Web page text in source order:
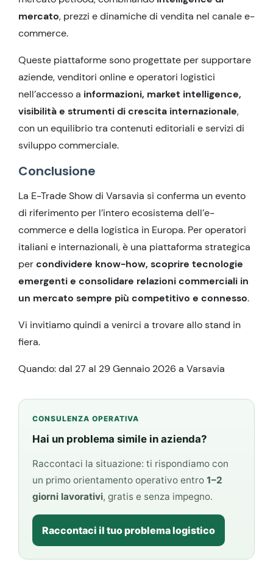
mercato, prezzi e dinamiche di vendita nel canale e-
commerce.
Queste piattaforme sono progettate per supportare
aziende, venditori online e operatori logistici
nell’accesso a informazioni, market intelligence,
visibilità e strumenti di crescita internazionale,
con un equilibrio tra contenuti editoriali e servizi di
sviluppo commerciale.
Conclusione
La E-Trade Show di Varsavia si conferma un evento
di riferimento per l’intero ecosistema dell’e-
commerce e della logistica in Europa. Per operatori
italiani e internazionali, è una piattaforma strategica
percondividere know-how, scoprire tecnologie
emergenti e consolidare relazioni commerciali in
un mercato sempre più competitivo e connesso.
Vi invitiamo quindi a venirci a trovare allo stand in
fiera.
Quando: dal 27 al 29 Gennaio 2026 a Varsavia
CONSULENZA OPERATIVA
Hai un problema simile in azienda?
Raccontaci la situazione: ti rispondiamo con
un primo orientamento operativo entro1–2
giorni lavorativi, gratis e senza impegno.
Raccontaci il tuo problema logistico